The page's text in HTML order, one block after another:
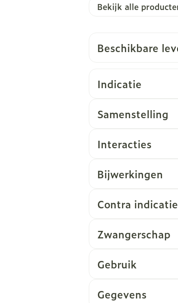
Bekijk alle
Beschikbare
Indicatie
Samenstelling
Interacties
Bijwerkingen
Contra indicatie
Zwangerschap
Gebruik
Gegevens